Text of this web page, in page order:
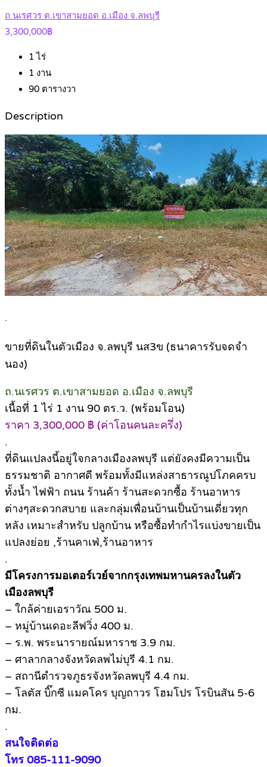
ถ.นเรศวร ต.เขาสามยอด อ.เมือง จ.ลพบุรี
3,300,000฿
1 ไร่
1 งาน
90 ตารางวา
Description
.
ขายที่ดินในตัวเมือง จ.ลพบุรี นส3ข (ธนาคารรับจดจำ
นอง)
ถ.นเรศวร ต.เขาสามยอด อ.เมือง จ.ลพบุรี
เนื้อที่ 1 ไร่ 1 งาน 90 ตร.ว. (พร้อมโอน)
ราคา 3,300,000 ฿ (ค่าโอนคนละครึ่ง)
.
ที่ดินแปลงนี้อยู่ใจกลางเมืองลพบุรี แต่ยังคงมีความเป็น
ธรรมชาติ อากาศดี พร้อมทั้งมีแหล่งสาธารณูปโภคครบ
ทั้งน้ำ ไฟฟ้า ถนน ร้านค้า ร้านสะดวกซื้อ ร้านอาหาร
ต่างๆสะดวกสบาย และกลุ่มเพื่อนบ้านเป็นบ้านเดี่ยวทุก
หลัง เหมาะสำหรับ ปลูกบ้าน หรือซื้อทำกำไรแบ่งขายเป็น
แปลงย่อย ,ร้านคาเฟ่,ร้านอาหาร
.
มีโครงการมอเตอร์เวย์จากกรุงเทพมหานครลงในตัว
เมืองลพบุรี
– ใกล้ค่ายเอราวัณ 500 ม.
– หมู่บ้านเดอะลีฟวิ่ง 400 ม.
– ร.พ. พระนารายณ์มหาราช 3.9 กม.
– ศาลากลางจังหวัดลพไม่บุรี 4.1 กม.
– สถานีตำรวจภูธรจังหวัดลพบุรี 4.4 กม.
– โลตัส บิ๊กซี แมคโคร บุญถาวร โฮมโปร โรบินสัน 5-6
กม.
.
สนใจติดต่อ
โทร 085-111-9090